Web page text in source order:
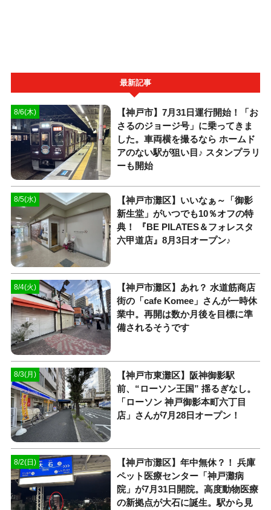
最新記事
8/6(木)
【神戸市】7月31日運行開始！「お
さるのジョージ号」に乗ってきま
した。車両横を撮るなら ホームド
アのない駅が狙い目♪ スタンプラリ
ーも開始
8/5(水)
【神戸市灘区】いいなぁ～「御影
新生堂」がいつでも10％オフの特
典！ 『BE PILATES＆フォレスタ
六甲道店』8月3日オープン♪
8/4(火)
【神戸市灘区】あれ？ 水道筋商店
街の「cafe Komee」さんが一時休
業中。再開は数か月後を目標に準
備されるそうです
8/3(月)
【神戸市東灘区】阪神御影駅
前、“ローソン王国” 揺るぎなし。
「ローソン 神戸御影本町六丁目
店」さんが7月28日オープン！
8/2(日)
【神戸市灘区】年中無休？！ 兵庫
ペット医療センター「神戸灘病
院」が7月31日開院。高度動物医療
の新拠点が大石に誕生。駅から見